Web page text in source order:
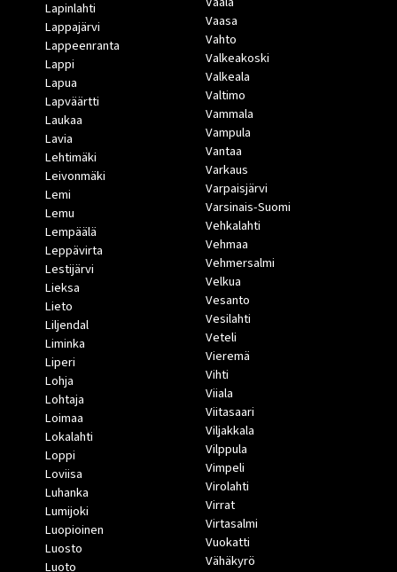
Lapinlahti
Lappajärvi
Lappeenranta
Lappi
Lapua
Lapväärtti
Laukaa
Lavia
Lehtimäki
Leivonmäki
Lemi
Lemu
Lempäälä
Leppävirta
Lestijärvi
Lieksa
Lieto
Liljendal
Liminka
Liperi
Lohja
Lohtaja
Loimaa
Lokalahti
Loppi
Loviisa
Luhanka
Lumijoki
Luopioinen
Luosto
Luoto
Vaasa
Vahto
Valkeakoski
Valkeala
Valtimo
Vammala
Vampula
Vantaa
Varkaus
Varpaisjärvi
Varsinais-Suomi
Vehkalahti
Vehmaa
Vehmersalmi
Velkua
Vesanto
Vesilahti
Veteli
Vieremä
Vihti
Viiala
Viitasaari
Viljakkala
Vilppula
Vimpeli
Virolahti
Virrat
Virtasalmi
Vuokatti
Vähäkyrö